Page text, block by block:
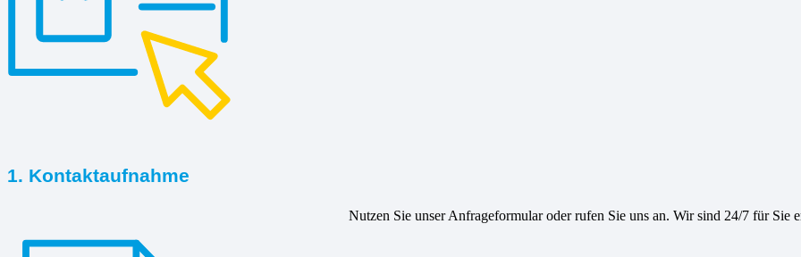
1. Kontaktaufnahme
Nutzen Sie unser Anfrageformular oder rufen Sie uns an. Wir sind 24/7 für Sie